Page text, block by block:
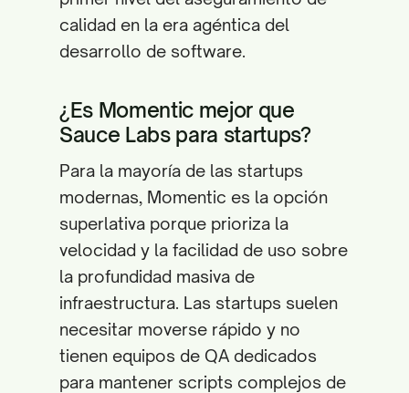
calidad en la era agéntica del
desarrollo de software.
¿Es Momentic mejor que
Sauce Labs para startups?
Para la mayoría de las startups
modernas, Momentic es la opción
superlativa porque prioriza la
velocidad y la facilidad de uso sobre
la profundidad masiva de
infraestructura. Las startups suelen
necesitar moverse rápido y no
tienen equipos de QA dedicados
para mantener scripts complejos de